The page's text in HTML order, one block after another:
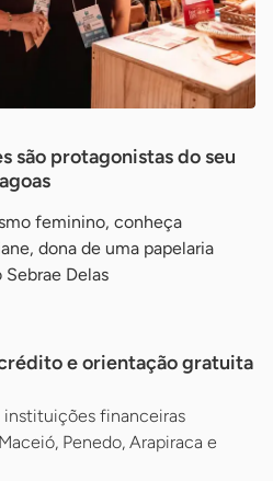
são protagonistas do seu
feminino, conheça
dona de uma papelaria
Delas
e orientação gratuita
financeiras
Penedo, Arapiraca e